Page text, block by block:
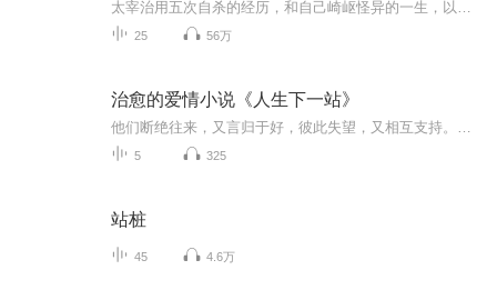
25 56万
治愈的爱情小说《人生下一站》
5 325
站桩
45 4.6万